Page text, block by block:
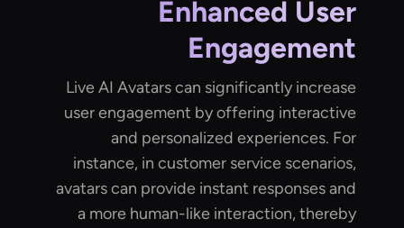
Enhanced User
Engagement
Live AI Avatars can significantly increase
user engagement by offering interactive
and personalized experiences. For
instance, in customer service scenarios,
avatars can provide instant responses and
a more human-like interaction, thereby